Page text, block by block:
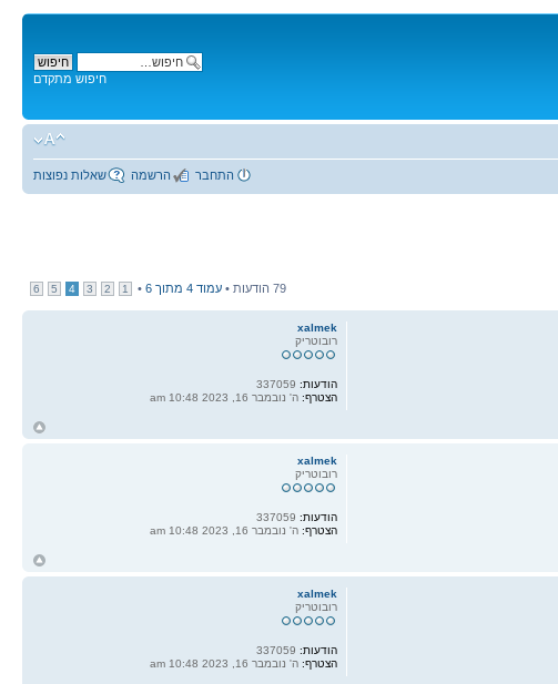
חיפוש מתקדם
שאלות נפוצות הרשמה התחבר
79 הודעות • עמוד 4 מתוך 6
•
1
2
3
4
5
6
xalmek
רובוטריק
הודעות:
הצטרף: ה' נובמבר 16, 2023 10:48 am
xalmek
רובוטריק
הודעות:337059
הצטרף:ה' נובמבר 16, 2023 10:48 am
xalmek
רובוטריק
הודעות:
הצטרף: ה' נובמבר 16, 2023 10:48 am